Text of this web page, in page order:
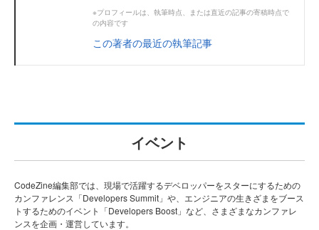
※プロフィールは、執筆時点、または直近の記事の寄稿時点で
の内容です
この著者の最近の執筆記事
イベント
CodeZine編集部では、現場で活躍するデベロッパーをスターにするための
カンファレンス「Developers Summit」や、エンジニアの生きざまをブース
トするためのイベント「Developers Boost」など、さまざまなカンファレ
ンスを企画・運営しています。